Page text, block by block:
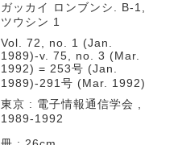
ガッカイ ロンブンシ. B-1,
ツウシン 1
Vol. 72, no. 1 (Jan.
1989)-v. 75, no. 3 (Mar.
1992) = 253号 (Jan.
1989)-291号 (Mar. 1992)
東京 : 電子情報通信学会 ,
1989-1992